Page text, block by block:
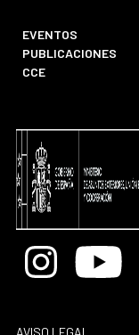
EVENTOS
PUBLICACIONES
CCE
InstagramYoutube